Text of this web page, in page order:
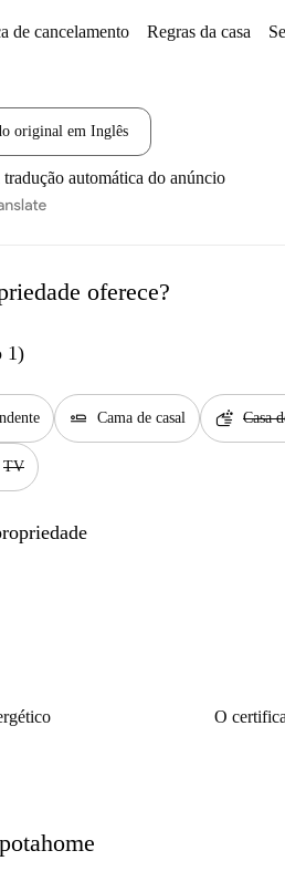
de cancelamento Regras da casa
original em Inglês
automática do anúncio
oferece?
1)
airline_seat_flat Cama de casal soap Casa
TV
O